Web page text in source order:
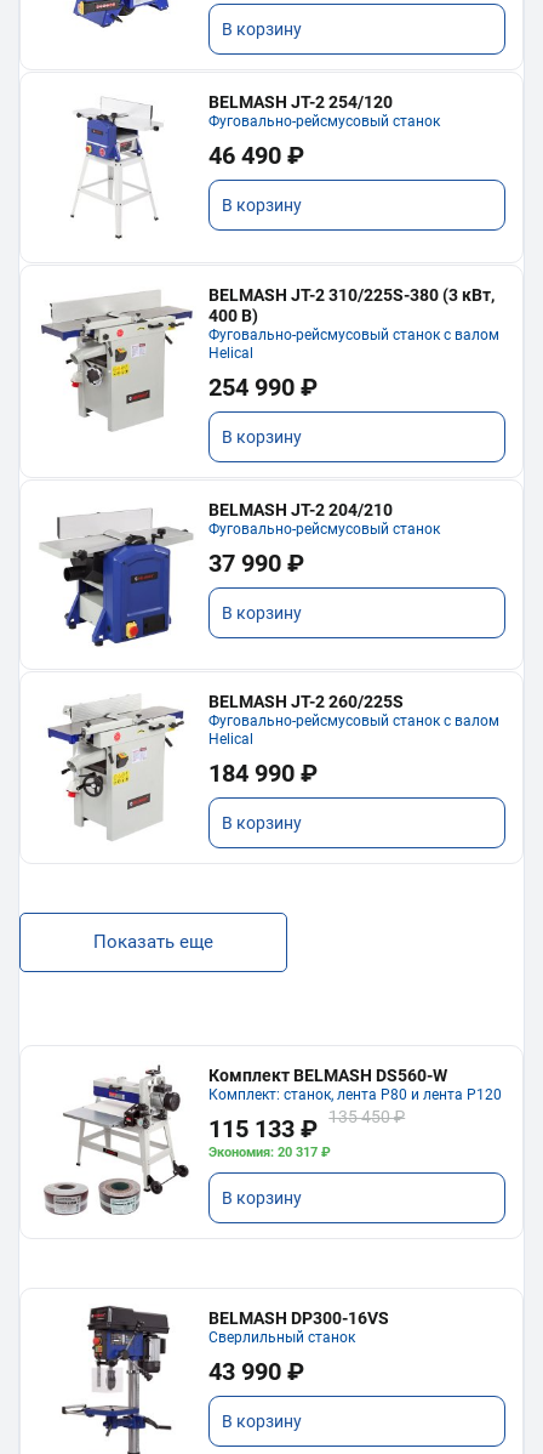
В корзину
BELMASH JT-2 254/120
Фуговально-рейсмусовый станок
46 490 ₽
В корзину
BELMASH JT-2 310/225S-380 (3 кВт,
400 В)
Фуговально-рейсмусовый станок с валом
Helical
254 990 ₽
В корзину
BELMASH JT-2 204/210
Фуговально-рейсмусовый станок
37 990 ₽
В корзину
BELMASH JT-2 260/225S
Фуговально-рейсмусовый станок с валом
Helical
184 990 ₽
В корзину
Показать еще
Комплект BELMASH DS560-W
Комплект: станок, лента P80 и лента P120
115 133 ₽ 135 450 ₽
Экономия: 20 317 ₽
В корзину
BELMASH DP300-16VS
Сверлильный станок
43 990 ₽
В корзину